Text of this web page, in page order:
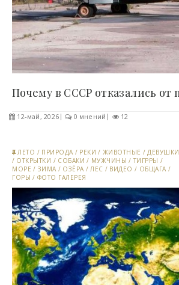
12-май, 2026 0 мнений 12
ЛЕТО / ПРИРОДА / РЕКИ / ЖИВОТНЫЕ /ДЕВУШКИ
/ ОТКРЫТКИ / СОБАКИ / МУЖЧИНЫ / ТИГРРЫ /
МОРЕ / ЗИМА / ОЗЁРА /ЛЕС / ВИДЕО / ОБЩАГА /
ГОРЫ / ФОТО ГАЛЕРЕЯ